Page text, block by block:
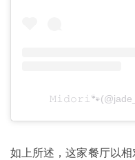
如上所述，这家餐厅以